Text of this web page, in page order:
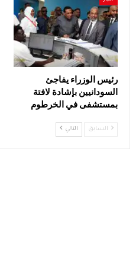
رئيس الوزراء يفاجئ
السودانيين بإشادة لافتة
بمستشفى في الخرطوم
السابق التالي